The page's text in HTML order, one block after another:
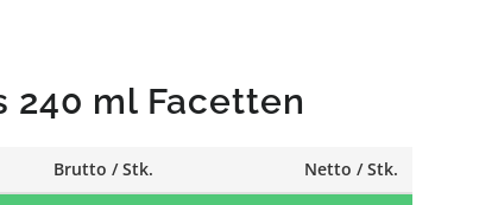
240 ml Facetten
Brutto / Stk. Netto / Stk.